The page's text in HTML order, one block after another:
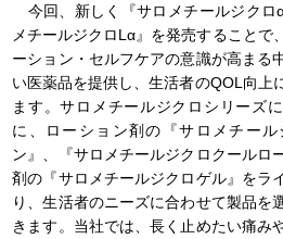
今回、新しく『サロメチールジクロ
メチールジクロLα』を発売することで
ーション・セルフケアの意識が高まる
い医薬品を提供し、生活者のQOL向上
ます。サロメチールジクロシリーズ
に、ローション剤の『サロメチール
ン』、『サロメチールジクロクールロ
剤の『サロメチールジクロゲル』をラ
り、生活者のニーズに合わせて製品を
きます。当社では、長く止めたい痛み